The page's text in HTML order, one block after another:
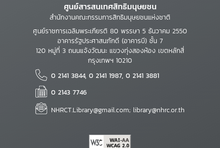
ศูนย์สารสนเทศสิทธิมนุษยชน
สำนักงานคณะกรรมการสิทธิมนุษยชนแห่งชาติ
ศูนย์ราชการเฉลิมพระเกียรติ 80 พรรษา 5 ธันวาคม 2550
อาคารรัฐประศาสนภักดี (อาคารบี) ชั้น 7
120 หมู่ที่ 3 ถนนแจ้งวัฒนะ แขวงทุ่งสองห้อง เขตหลักสี่
กรุงเทพฯ 10210
0 2141 3844, 0 2141 1987, 0 2141 3881
0 2143 7746
NHRCT.Library@gmail.com; library@nhrc.or.th